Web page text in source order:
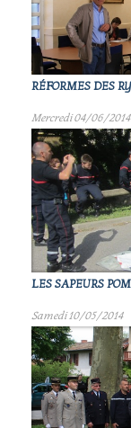
RÉFORMES DES
Mercredi 04/06/2014
LES SAPEURS
Samedi 10/05/2014